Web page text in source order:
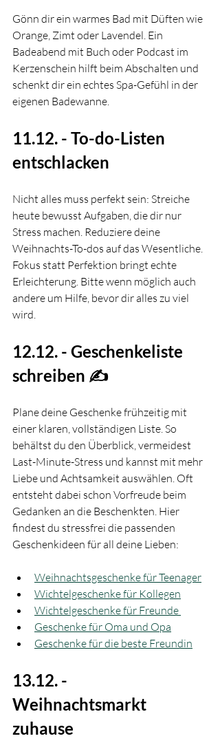
Gönn dir ein warmes Bad mit Düften wie
Orange, Zimt oder Lavendel. Ein
Badeabend mit Buch oder Podcast im
Kerzenschein hilft beim Abschalten und
schenkt dir ein echtes Spa-Gefühl in der
eigenen Badewanne.
11.12. - To-do-Listen
entschlacken
Nicht alles muss perfekt sein: Streiche
heute bewusst Aufgaben, die dir nur
Stress machen. Reduziere deine
Weihnachts-To-dos auf das Wesentliche.
Fokus statt Perfektion bringt echte
Erleichterung. Bitte wenn möglich auch
andere um Hilfe, bevor dir alles zu viel
wird.
12.12. - Geschenkeliste
schreiben ✍️
Plane deine Geschenke frühzeitig mit
einer klaren, vollständigen Liste. So
behältst du den Überblick, vermeidest
Last-Minute-Stress und kannst mit mehr
Liebe und Achtsamkeit auswählen. Oft
entsteht dabei schon Vorfreude beim
Gedanken an die Beschenkten. Hier
findest du stressfrei die passenden
Geschenkideen für all deine Lieben:
Weihnachtsgeschenke für Teenager
Wichtelgeschenke für Kollegen
Wichtelgeschenke für Freunde
Geschenke für Oma und Opa
Geschenke für die beste Freundin
13.12. -
Weihnachtsmarkt
zuhause